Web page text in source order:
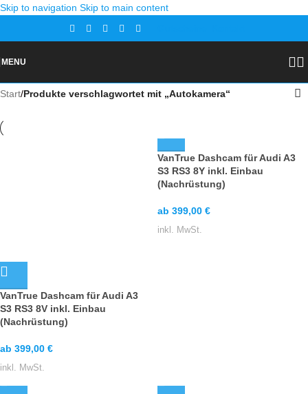
Skip to navigation Skip to main content
MENU
Start/Produkte verschlagwortet mit „Autokamera“
VanTrue Dashcam für Audi A3
S3 RS3 8V inkl. Einbau
(Nachrüstung)
ab 399,00 €
inkl. MwSt.
VanTrue Dashcam für Audi A3
S3 RS3 8Y inkl. Einbau
(Nachrüstung)
ab 399,00 €
inkl. MwSt.